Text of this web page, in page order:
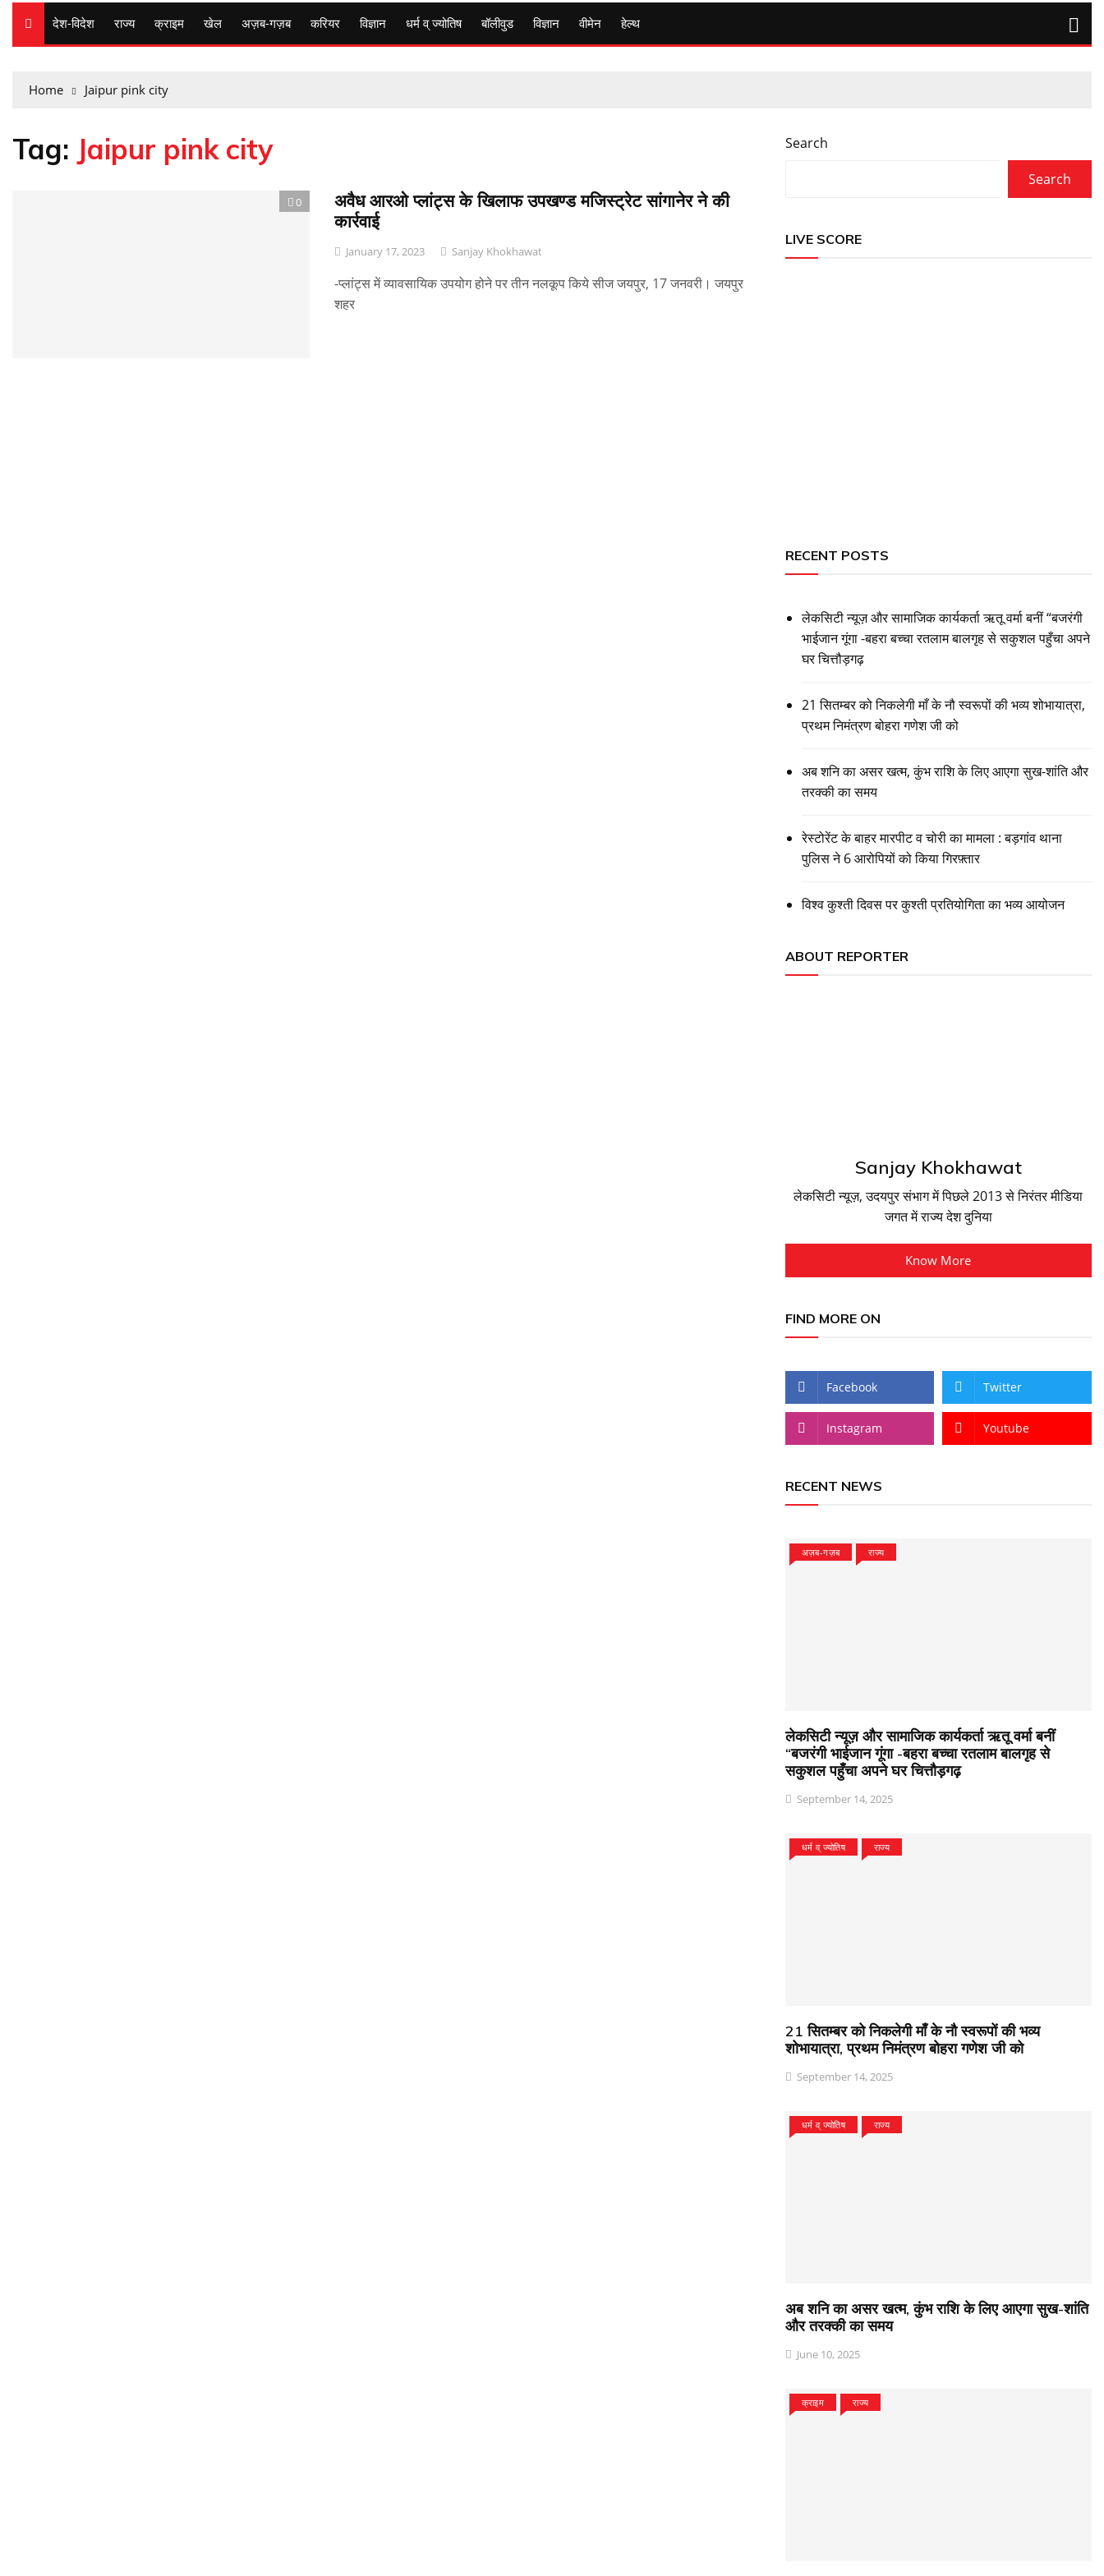
देश-विदेश राज्य क्राइम खेल अज़ब-गज़ब करियर विज्ञान धर्म व् ज्योतिष बॉलीवुड विज्ञान वीमेन हेल्थ
Home Jaipur pink city
Tag: Jaipur pink city
0
अवैध आरओ प्लांट्स के खिलाफ उपखण्ड मजिस्ट्रेट सांगानेर ने की
कार्रवाई
January 17, 2023 Sanjay Khokhawat
-प्लांट्स में व्यावसायिक उपयोग होने पर तीन नलकूप किये सीज जयपुर, 17 जनवरी। जयपुर
शहर
Search
Search
LIVE SCORE
RECENT POSTS
लेकसिटी न्यूज़ और सामाजिक कार्यकर्ता ऋतू वर्मा बनीं “बजरंगी
भाईजान गूंगा -बहरा बच्चा रतलाम बालगृह से सकुशल पहुँचा अपने
घर चित्तौड़गढ़
21 सितम्बर को निकलेगी माँ के नौ स्वरूपों की भव्य शोभायात्रा,
प्रथम निमंत्रण बोहरा गणेश जी को
अब शनि का असर खत्म, कुंभ राशि के लिए आएगा सुख-शांति और
तरक्की का समय
रेस्टोरेंट के बाहर मारपीट व चोरी का मामला : बड़गांव थाना
पुलिस ने 6 आरोपियों को किया गिरफ़्तार
विश्व कुश्ती दिवस पर कुश्ती प्रतियोगिता का भव्य आयोजन
ABOUT REPORTER
Sanjay Khokhawat
लेकसिटी न्यूज़, उदयपुर संभाग में पिछले 2013 से निरंतर मीडिया
जगत में राज्य देश दुनिया
Know More
FIND MORE ON
Facebook Twitter
Instagram Youtube
RECENT NEWS
अज़ब-गज़ब राज्य
लेकसिटी न्यूज़ और सामाजिक कार्यकर्ता ऋतू वर्मा बनीं
“बजरंगी भाईजान गूंगा -बहरा बच्चा रतलाम बालगृह से
सकुशल पहुँचा अपने घर चित्तौड़गढ़
September 14, 2025
धर्म व् ज्योतिष राज्य
21 सितम्बर को निकलेगी माँ के नौ स्वरूपों की भव्य
शोभायात्रा, प्रथम निमंत्रण बोहरा गणेश जी को
September 14, 2025
धर्म व् ज्योतिष राज्य
अब शनि का असर खत्म, कुंभ राशि के लिए आएगा सुख-शांति
और तरक्की का समय
June 10, 2025
क्राइम राज्य